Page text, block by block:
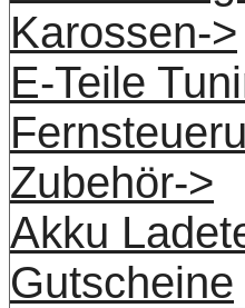
Karossen->
E-Teile
Zubehör->
Akku
Gutscheine